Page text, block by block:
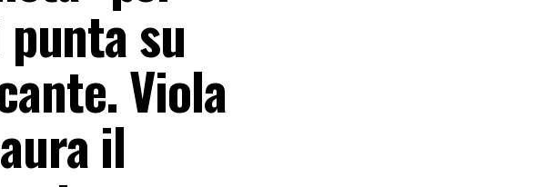
su
Viola
il